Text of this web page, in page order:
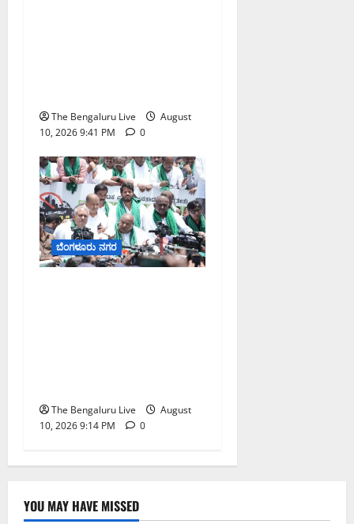
The Bengaluru Live
August
10, 2026 9:41 PM
0
ಬೆಂಗಳೂರು ನಗರ
The Bengaluru Live
August
10, 2026 9:14 PM
0
YOU MAY HAVE MISSED